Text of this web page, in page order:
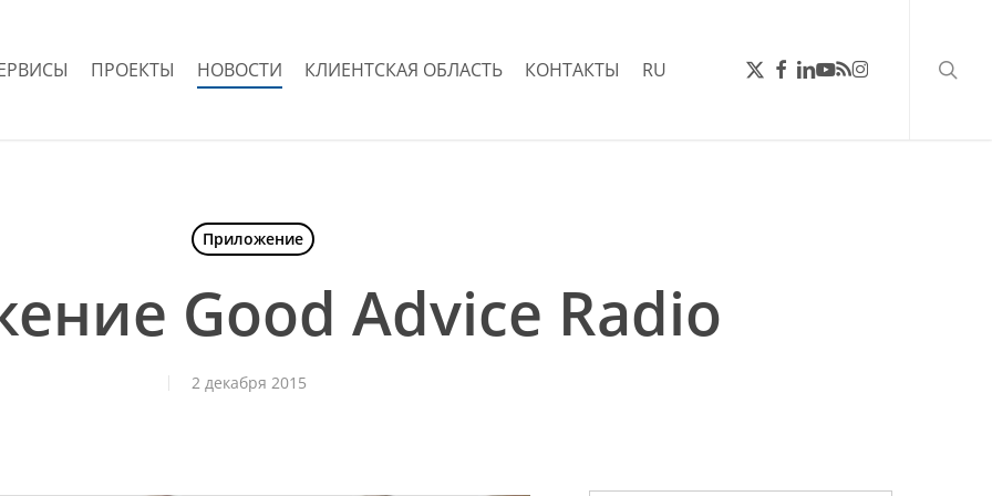
ПРОЕКТЫ НОВОСТИ КЛИЕНТСКАЯ ОБЛАСТЬ КОНТАКТЫ RU ТВИТТЕР
FACEBOOK
LINKEDIN
YOUTUBE
RSSINSTAGRAM
Приложение
Good Advice Radio
2 декабря 2015